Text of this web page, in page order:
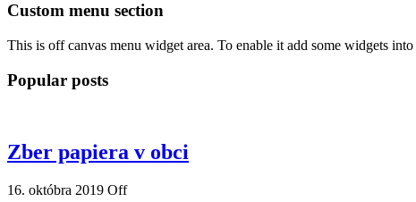
Custom menu section
This is off canvas menu widget area. To enable it add some widgets into
Popular posts
Zber papiera v obci
16. októbra 2019 Off